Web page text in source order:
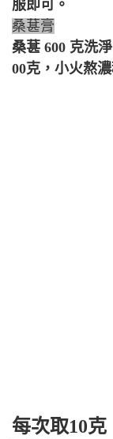
服即可。
桑葚膏
桑葚 600 克洗
00克，小火熬
每次取10克